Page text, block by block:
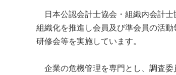
日本公認会計士協会・組織内会計士
組織化を推進し会員及び準会員の活
研修会等を実施しています。
企業の危機管理を専門とし、調査委